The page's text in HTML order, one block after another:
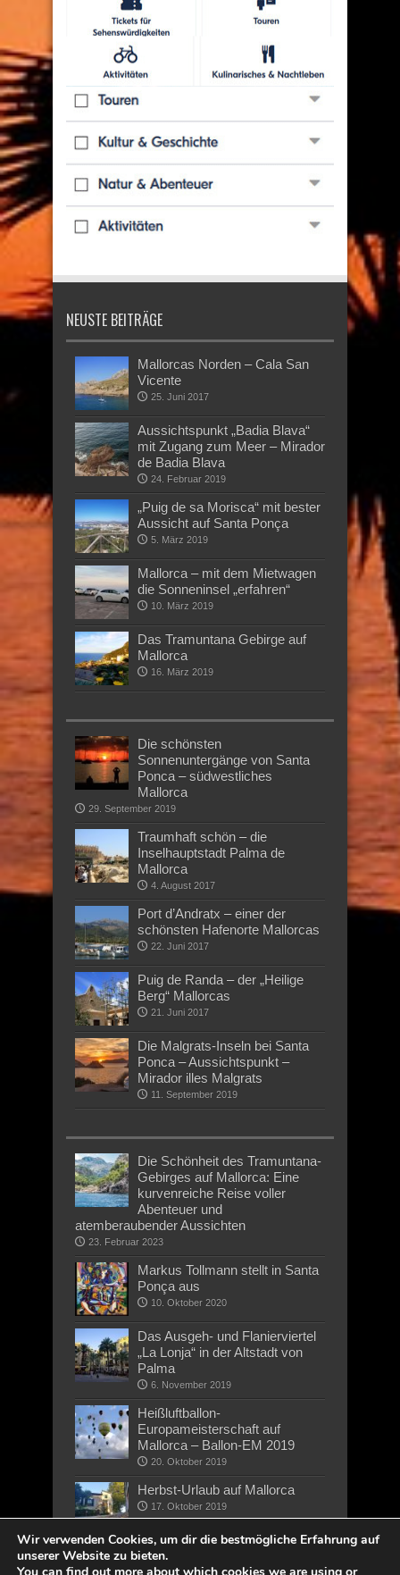
NEUSTE BEITRÄGE
Mallorcas Norden – Cala San
Vicente
25. Juni 2017
Aussichtspunkt „Badia Blava“
mit Zugang zum Meer – Mirador
de Badia Blava
24. Februar 2019
„Puig de sa Morisca“ mit bester
Aussicht auf Santa Ponça
5. März 2019
Mallorca – mit dem Mietwagen
die Sonneninsel „erfahren“
10. März 2019
Das Tramuntana Gebirge auf
Mallorca
16. März 2019
Die schönsten
Sonnenuntergänge von Santa
Ponca – südwestliches
Mallorca
29. September 2019
Traumhaft schön – die
Inselhauptstadt Palma de
Mallorca
4. August 2017
Port d’Andratx – einer der
schönsten Hafenorte Mallorcas
22. Juni 2017
Puig de Randa – der „Heilige
Berg“ Mallorcas
21. Juni 2017
Die Malgrats-Inseln bei Santa
Ponca – Aussichtspunkt –
Mirador illes Malgrats
11. September 2019
Die Schönheit des Tramuntana-
Gebirges auf Mallorca: Eine
kurvenreiche Reise voller
Abenteuer und
atemberaubender Aussichten
23. Februar 2023
Markus Tollmann stellt in Santa
Ponça aus
10. Oktober 2020
Das Ausgeh- und Flanierviertel
„La Lonja“ in der Altstadt von
Palma
6. November 2019
Heißluftballon-
Europameisterschaft auf
Mallorca – Ballon-EM 2019
20. Oktober 2019
Herbst-Urlaub auf Mallorca
17. Oktober 2019
Wir verwenden Cookies, um dir die bestmögliche Erfahrung auf
unserer Website zu bieten.